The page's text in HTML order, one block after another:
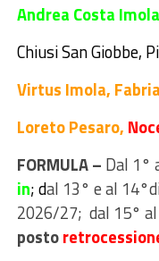
Andrea Costa
Chiusi San Giobbe,
Virtus Imola,
Loreto Pesaro,
FORMULA – Dal 1°
in; dal 13° e al
2026/27; dal 15°
posto